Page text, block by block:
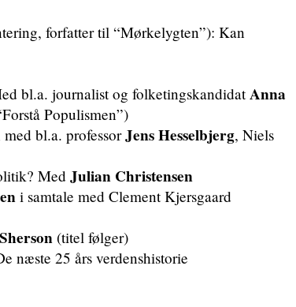
forfatter til “Mørkelygten”): Kan
bl.a. journalist og folketingskandidatAnna
Populismen”)
bl.a. professorJens Hesselbjerg, Niels
Med Julian Christensen
i samtale med Clement Kjersgaard
(titel følger)
næste 25 års verdenshistorie